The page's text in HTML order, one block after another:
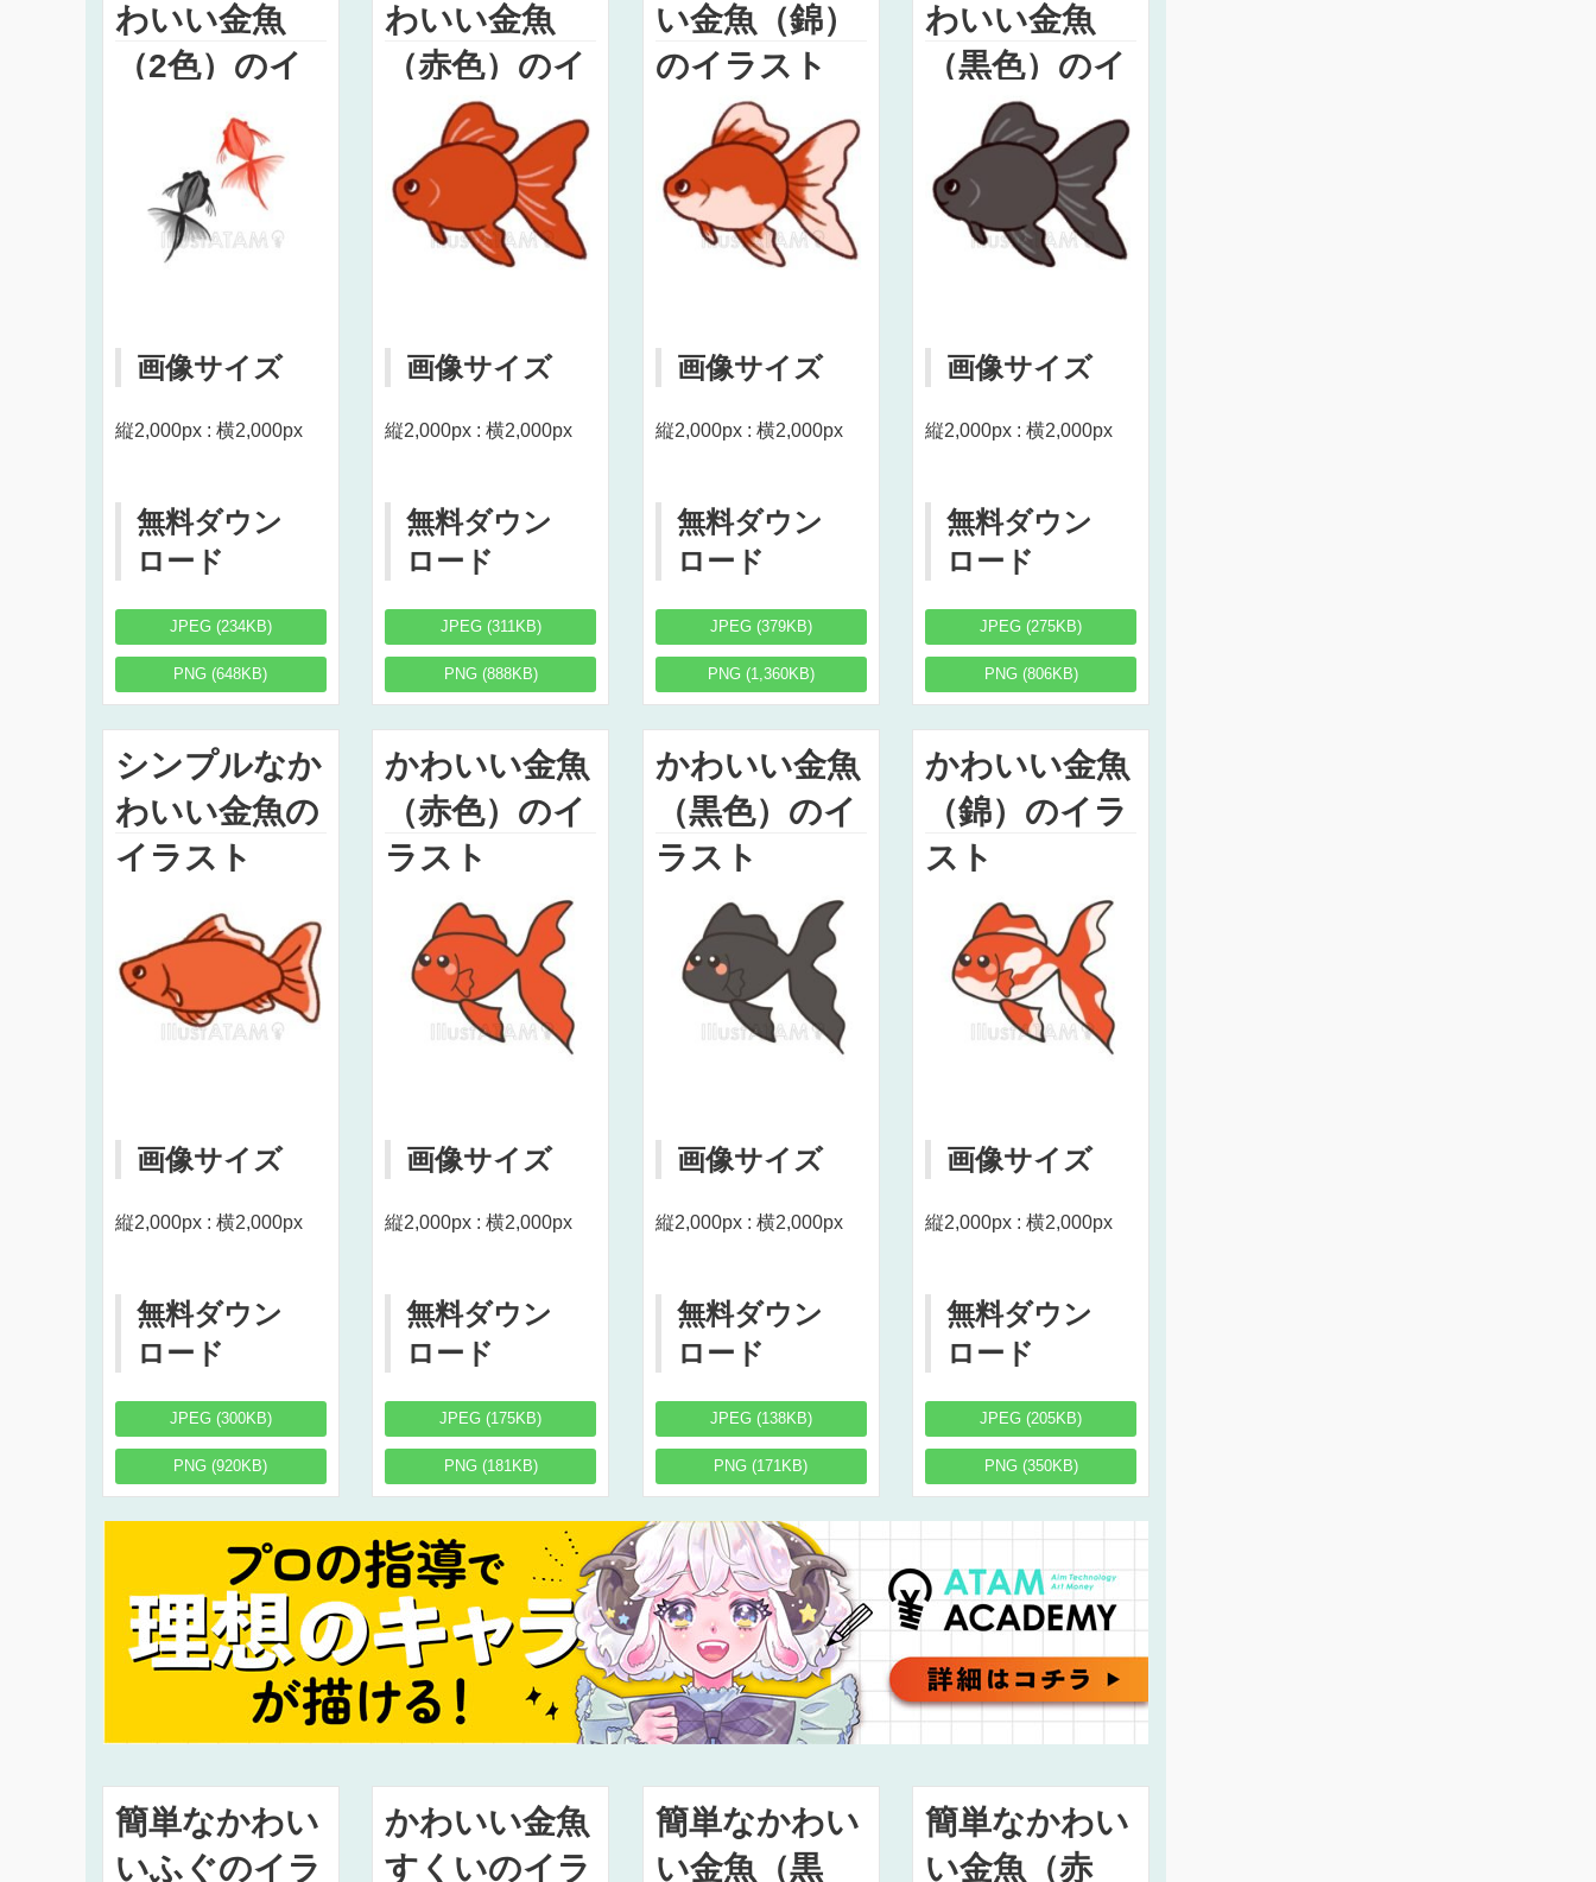
わいい金魚
（2色）のイ
画像サイズ
縦2,000px : 横2,000px
無料ダウン
ロード
JPEG (234KB)
PNG (648KB)
わいい金魚
（赤色）のイ
ラスト
画像サイズ
縦2,000px : 横2,000px
無料ダウン
ロード
JPEG (311KB)
PNG (888KB)
い金魚（錦）
のイラスト
画像サイズ
縦2,000px : 横2,000px
無料ダウン
ロード
JPEG (379KB)
PNG (1,360KB)
わいい金魚
（黒色）のイ
ラスト
画像サイズ
縦2,000px : 横2,000px
無料ダウン
ロード
JPEG (275KB)
PNG (806KB)
シンプルなか
わいい金魚の
イラスト
画像サイズ
縦2,000px : 横2,000px
無料ダウン
ロード
JPEG (300KB)
PNG (920KB)
かわいい金魚
（赤色）のイ
ラスト
画像サイズ
縦2,000px : 横2,000px
無料ダウン
ロード
JPEG (175KB)
PNG (181KB)
かわいい金魚
（黒色）のイ
ラスト
画像サイズ
縦2,000px : 横2,000px
無料ダウン
ロード
JPEG (138KB)
PNG (171KB)
かわいい金魚
（錦）のイラ
スト
画像サイズ
縦2,000px : 横2,000px
無料ダウン
ロード
JPEG (205KB)
PNG (350KB)
簡単なかわい
いふぐのイラ
かわいい金魚
すくいのイラ
簡単なかわい
い金魚（黒
簡単なかわい
い金魚（赤